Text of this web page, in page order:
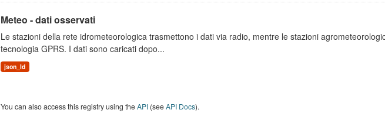
Meteo - dati osservati
Le stazioni della rete idrometeorologica trasmettono i dati via radio, mentre le stazioni
tecnologia GPRS. I dati sono caricati dopo...
json_ld
You can also access this registry using theAPI(seeAPI Docs).